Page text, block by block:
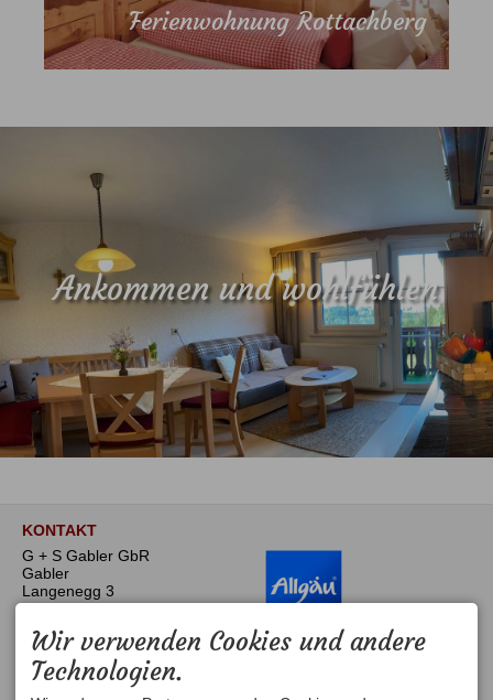
Ferienwohnung Rottachberg
Ankommen und wohlfühlen
KONTAKT
G + S Gabler GbR
Gabler
Langenegg 3
87448 Waltenhofen /
Martinszell
DEUTSCHLAND
Tel.
+49 8379 7524
Fax +49 8379 929 826
Wir verwenden Cookies und andere
Technologien.